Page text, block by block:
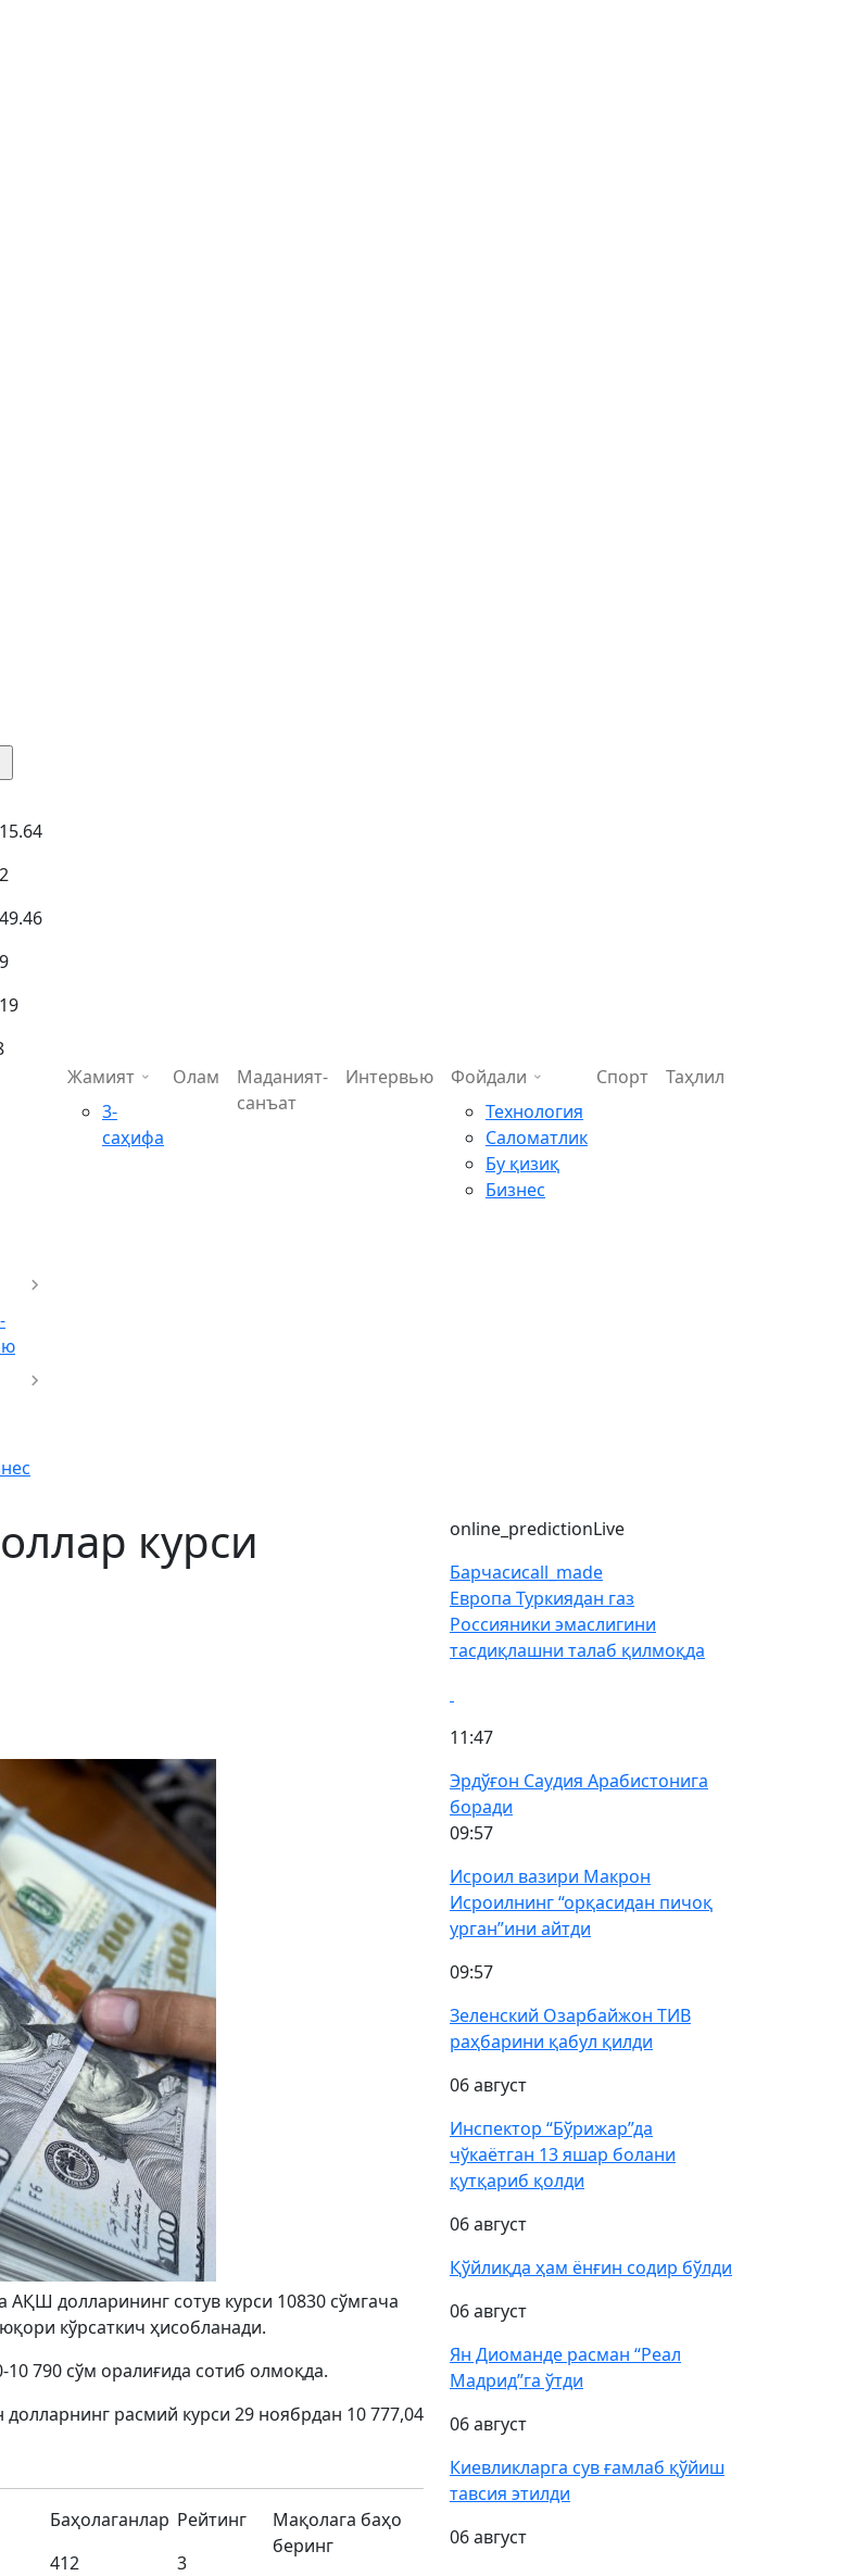
Жамият
3-
саҳифа
Олам
Маданият-
санъат
Интервью
Фойдали
Технология
Саломатлик
Бу қизиқ
Бизнес
Спорт Таҳлил
курси
АҚШ долларининг сотув курси 10830 сўмгача
кўрсаткич ҳисобланади.
790 сўм оралиғида сотиб олмоқда.
расмий курси 29 ноябрдан 10 777,04
Баҳолаганлар
412
Рейтинг
3
Мақолага баҳо
беринг
online_predictionLive
Барчасиcall_made
Европа Туркиядан газ
Россияники эмаслигини
тасдиқлашни талаб қилмоқда
11:47
Эрдўғон Саудия Арабистонига
боради
09:57
Исроил вазири Макрон
Исроилнинг “орқасидан пичоқ
урган”ини айтди
09:57
Зеленский Озарбайжон ТИВ
раҳбарини қабул қилди
06 август
Инспектор “Бўрижар”да
чўкаётган 13 яшар болани
қутқариб қолди
06 август
Қўйлиқда ҳам ёнғин содир бўлди
06 август
Ян Диоманде расман “Реал
Мадрид”га ўтди
06 август
Киевликларга сув ғамлаб қўйиш
тавсия этилди
06 август